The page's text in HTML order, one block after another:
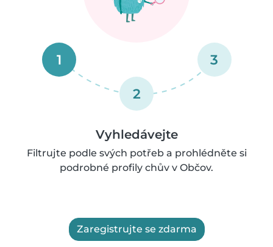
1
2
3
Vyhledávejte
Filtrujte podle svých potřeb a prohlédněte si
podrobné profily chův v Občov.
Zaregistrujte se zdarma